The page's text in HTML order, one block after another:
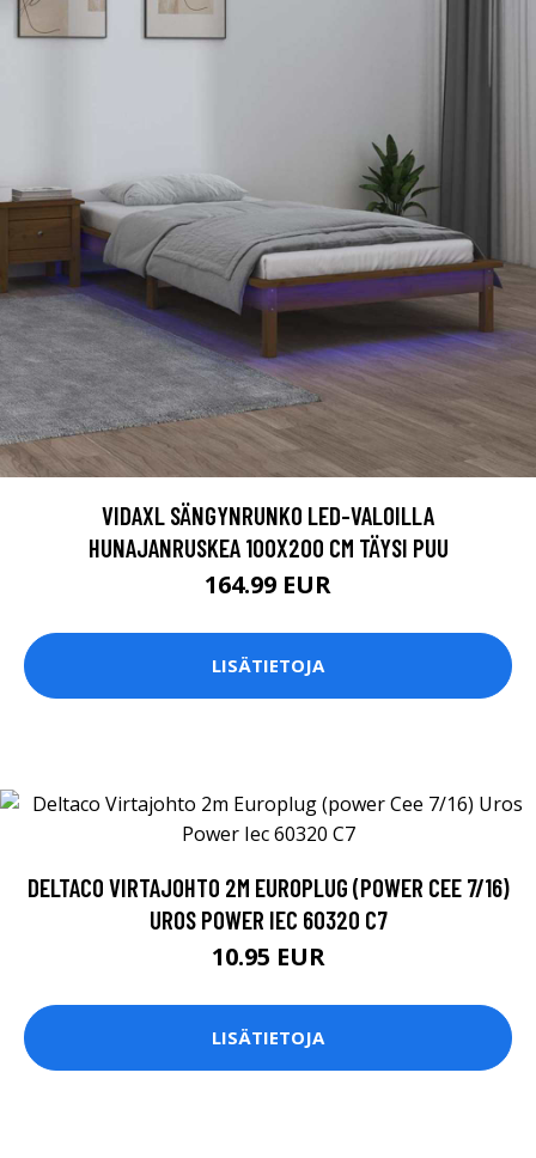
VIDAXL SÄNGYNRUNKO LED-VALOILLA
HUNAJANRUSKEA 100X200 CM TÄYSI PUU
164.99 EUR
LISÄTIETOJA
DELTACO VIRTAJOHTO 2M EUROPLUG (POWER CEE 7/16)
UROS POWER IEC 60320 C7
10.95 EUR
LISÄTIETOJA